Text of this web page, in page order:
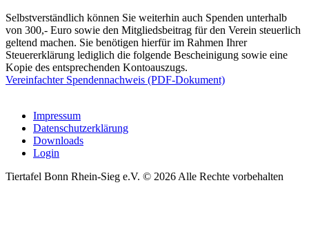
Selbstverständlich können Sie weiterhin auch Spenden unterhalb
von 300,- Euro sowie den Mitgliedsbeitrag für den Verein steuerlich
geltend machen. Sie benötigen hierfür im Rahmen Ihrer
Steuererklärung lediglich die folgende Bescheinigung sowie eine
Kopie des entsprechenden Kontoauszugs.
Vereinfachter Spendennachweis (PDF-Dokument)
Impressum
Datenschutzerklärung
Downloads
Login
Tiertafel Bonn Rhein-Sieg e.V. © 2026 Alle Rechte vorbehalten